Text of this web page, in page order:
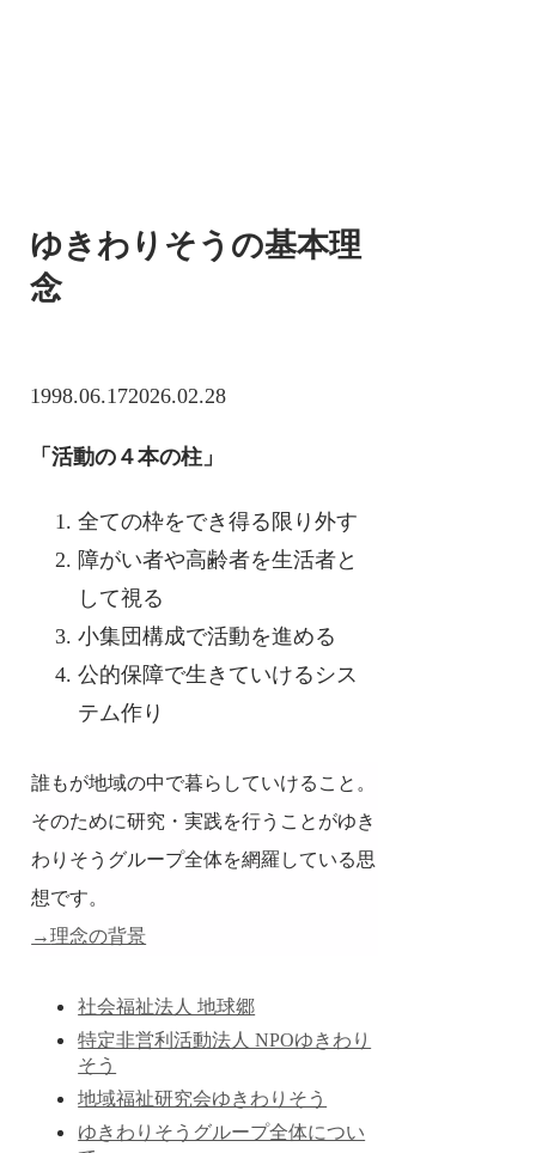
ゆきわりそうの基本理
念
1998.06.172026.02.28
「活動の４本の柱」
全ての枠をでき得る限り外す
障がい者や高齢者を生活者と
して視る
小集団構成で活動を進める
公的保障で生きていけるシス
テム作り
誰もが地域の中で暮らしていけること。
そのために研究・実践を行うことがゆき
わりそうグループ全体を網羅している思
想です。
→理念の背景
社会福祉法人 地球郷
特定非営利活動法人 NPOゆきわり
そう
地域福祉研究会ゆきわりそう
ゆきわりそうグループ全体につい